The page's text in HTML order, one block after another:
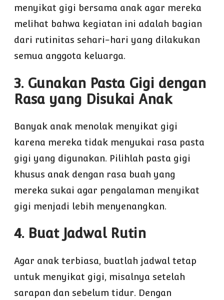
menyikat gigi bersama anak agar mereka
melihat bahwa kegiatan ini adalah bagian
dari rutinitas sehari-hari yang dilakukan
semua anggota keluarga.
3. Gunakan Pasta Gigi dengan
Rasa yang Disukai Anak
Banyak anak menolak menyikat gigi
karena mereka tidak menyukai rasa pasta
gigi yang digunakan. Pilihlah pasta gigi
khusus anak dengan rasa buah yang
mereka sukai agar pengalaman menyikat
gigi menjadi lebih menyenangkan.
4. Buat Jadwal Rutin
Agar anak terbiasa, buatlah jadwal tetap
untuk menyikat gigi, misalnya setelah
sarapan dan sebelum tidur. Dengan